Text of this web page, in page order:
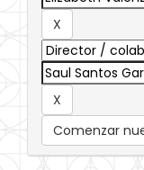
Comenzar